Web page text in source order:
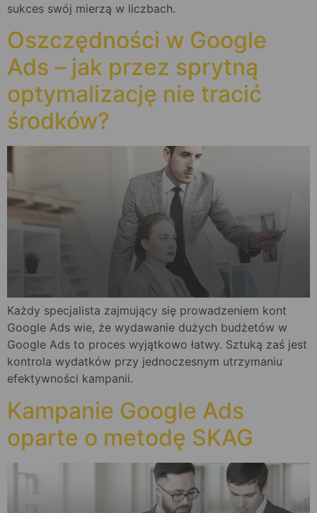
sukces swój mierzą w liczbach.
Oszczędności w Google
Ads – jak przez sprytną
optymalizację nie tracić
środków?
Każdy specjalista zajmujący się prowadzeniem kont
Google Ads wie, że wydawanie dużych budżetów w
Google Ads to proces wyjątkowo łatwy. Sztuką zaś jest
kontrola wydatków przy jednoczesnym utrzymaniu
efektywności kampanii.
Kampanie Google Ads
oparte o metodę SKAG